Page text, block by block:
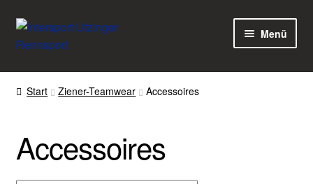
Zur
Navigation
Zum
Inhalt
Menü
Home
Warenkorb
Start Ziener-Teamwear Accessoires
Accessoires